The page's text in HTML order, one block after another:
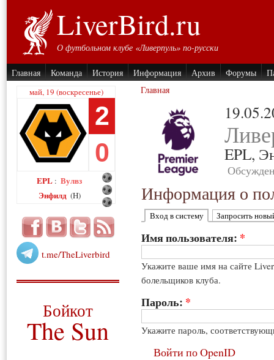
LiverBird.ru
О футбольном клубе «Ливерпуль» по-русски
Главная Команда История Информация Архив Форумы
май, 19 (воскресенье)
2
0
EPL : Вулвз
Энфилд (H)
t.me/TheLiverbird
Бойкот
The Sun
Главная
EPL,
Информация о
Вход в систему Запросить
Имя пользователя: *
Укажите ваше имя на сайте
болельщиков клуба.
Пароль: *
Укажите пароль,
Войти по OpenID